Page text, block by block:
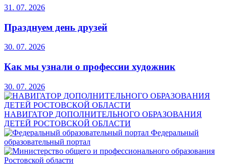
31. 07. 2026
Празднуем день друзей
30. 07. 2026
Как мы узнали о профессии художник
30. 07. 2026
НАВИГАТОР ДОПОЛНИТЕЛЬНОГО ОБРАЗОВАНИЯ
ДЕТЕЙ РОСТОВСКОЙ ОБЛАСТИ
Федеральный
образовательный портал